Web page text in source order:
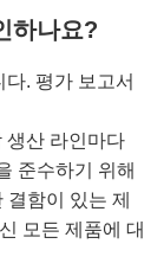
하나요?
. 평가 보고서
생산 라인마다
준수하기 위해
결함이 있는 제
모든 제품에 대